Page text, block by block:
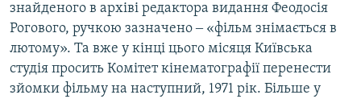
знайденого в архіві редактора видання Феодосія
Рогового, ручкою зазначено ‒ «фільм знімається в
лютому». Та вже у кінці цього місяця Київська
студія просить Комітет кінематографії перенести
зйомки фільму на наступний, 1971 рік. Більше у